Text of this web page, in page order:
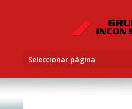
Seleccionar página